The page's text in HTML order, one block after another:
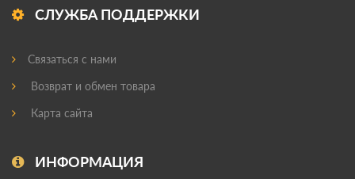
СЛУЖБА ПОДДЕРЖКИ
Связаться с нами
Возврат и обмен товара
Карта сайта
ИНФОРМАЦИЯ